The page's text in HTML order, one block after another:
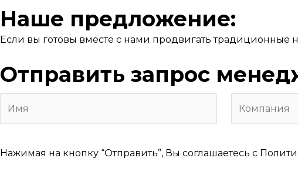
Наше предложение:
Если вы готовы вместе с нами продвигать традиционные
Отправить запрос
Нажимая на кнопку “Отправить”, Вы соглашаетесь с